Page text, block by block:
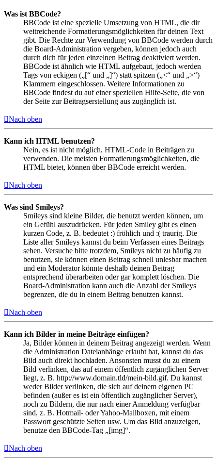
Was ist BBCode?
BBCode ist eine spezielle Umsetzung von HTML, die dir
weitreichende Formatierungsmöglichkeiten für deinen Text
gibt. Die Rechte zur Verwendung von BBCode werden durch
die Board-Administration vergeben, können jedoch auch
durch dich für jeden einzelnen Beitrag deaktiviert werden.
BBCode ist ähnlich wie HTML aufgebaut, jedoch werden
Tags von eckigen („[“ und „]“) statt spitzen („<“ und „>“)
Klammern eingeschlossen. Weitere Informationen zu
BBCode findest du auf einer speziellen Hilfe-Seite, die von
der Seite zur Beitragserstellung aus zugänglich ist.
Nach oben
Kann ich HTML benutzen?
Nein, es ist nicht möglich, HTML-Code in Beiträgen zu
verwenden. Die meisten Formatierungsmöglichkeiten, die
HTML bietet, können über BBCode erreicht werden.
Nach oben
Was sind Smileys?
Smileys sind kleine Bilder, die benutzt werden können, um
ein Gefühl auszudrücken. Für jeden Smiley gibt es einen
kurzen Code, z. B. bedeutet :) fröhlich und :( traurig. Die
Liste aller Smileys kannst du beim Verfassen eines Beitrags
sehen. Versuche bitte trotzdem, Smileys nicht zu häufig zu
benutzen, sie können einen Beitrag schnell unlesbar machen
und ein Moderator könnte deshalb deinen Beitrag
entsprechend überarbeiten oder gar komplett löschen. Die
Board-Administration kann auch die Anzahl der Smileys
begrenzen, die du in einem Beitrag benutzen kannst.
Nach oben
Kann ich Bilder in meine Beiträge einfügen?
Ja, Bilder können in deinem Beitrag angezeigt werden. Wenn
die Administration Dateianhänge erlaubt hat, kannst du das
Bild auch direkt hochladen. Ansonsten musst du zu einem
Bild verlinken, das auf einem öffentlich zugänglichen Server
liegt, z. B. http://www.domain.tld/mein-bild.gif. Du kannst
weder Bilder verlinken, die sich auf deinem eigenen PC
befinden (außer es ist ein öffentlich zugänglicher Server),
noch zu Bildern, die nur nach einer Anmeldung verfügbar
sind, z. B. Hotmail- oder Yahoo-Mailboxen, mit einem
Passwort geschützte Seiten usw. Um das Bild anzuzeigen,
benutze den BBCode-Tag „[img]“.
Nach oben